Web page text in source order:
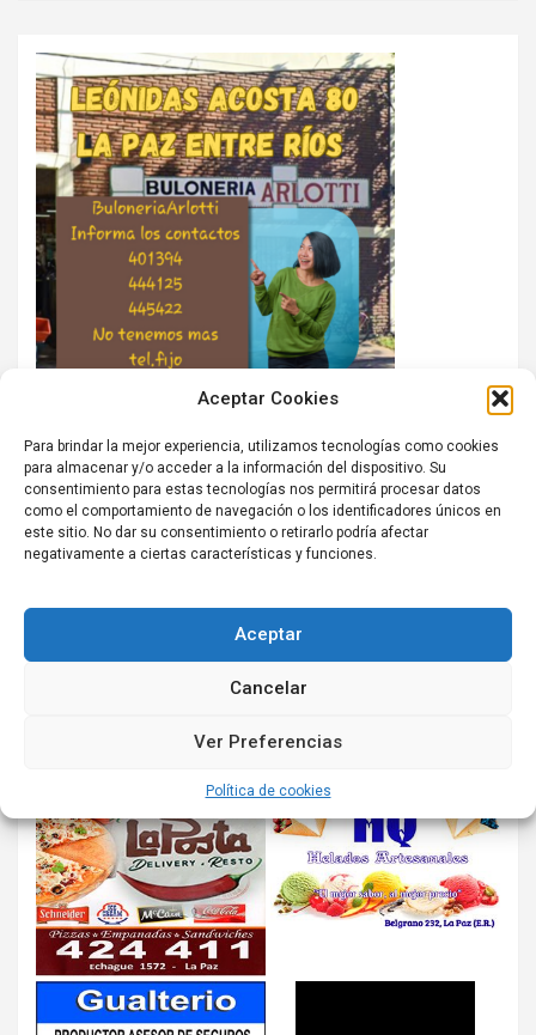
Aceptar Cookies
Para brindar la mejor experiencia, utilizamos tecnologías como cookies
para almacenar y/o acceder a la información del dispositivo. Su
consentimiento para estas tecnologías nos permitirá procesar datos
como el comportamiento de navegación o los identificadores únicos en
este sitio. No dar su consentimiento o retirarlo podría afectar
negativamente a ciertas características y funciones.
Aceptar
Cancelar
Ver Preferencias
Política de cookies